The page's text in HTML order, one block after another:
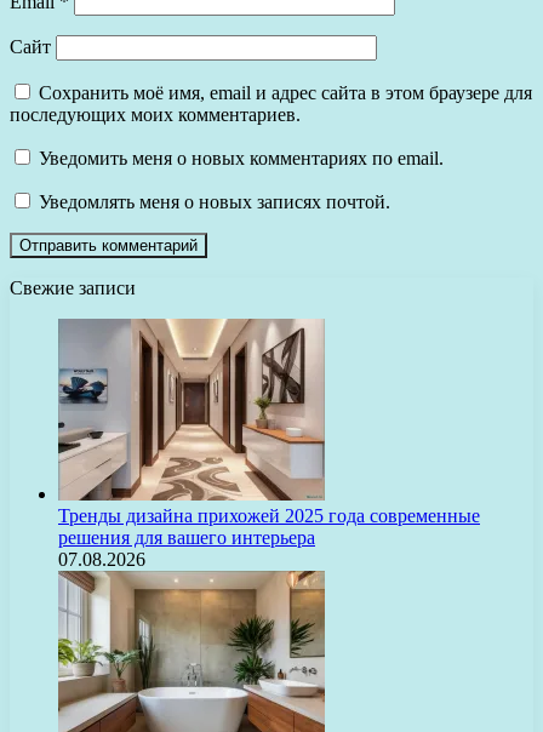
Сайт
Сохранить моё имя, email и адрес сайта в этом браузере для
последующих моих комментариев.
Уведомить меня о новых комментариях по email.
Уведомлять меня о новых записях почтой.
Свежие записи
Тренды дизайна прихожей 2025 года современные
решения для вашего интерьера
07.08.2026